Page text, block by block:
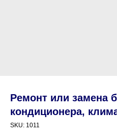
Ремонт или замена
кондиционера,
SKU: 1011